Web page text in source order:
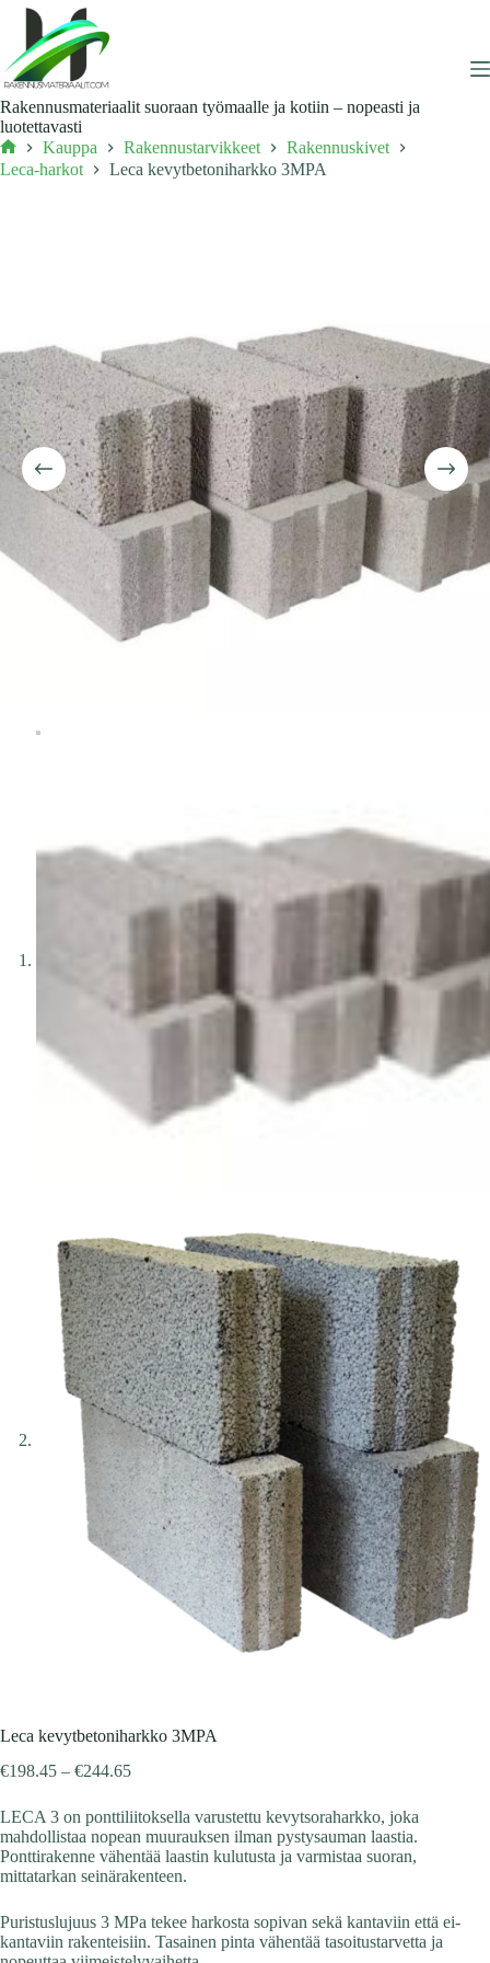
Skip
content
Rakennusmateriaalit suoraan työmaalle ja kotiin – nopeasti ja
luotettavasti
Etusivu
Kauppa Rakennustarvikkeet
Rakennuskivet
Leca-harkot
Leca kevytbetoniharkko 3MPA
Leca kevytbetoniharkko 3MPA
€198.45 – €244.65Hintaluokka:
-
€244.65
LECA 3 on ponttiliitoksella varustettu kevyt­soraharkko, joka
mahdollistaa nopean muurauksen ilman pystysauman laastia.
Ponttirakenne vähentää laastin kulutusta ja varmistaa suoran,
mittatarkan seinärakenteen.
Puristuslujuus 3 MPa tekee harkosta sopivan sekä kantaviin että ei-
kantaviin rakenteisiin. Tasainen pinta vähentää tasoitustarvetta ja